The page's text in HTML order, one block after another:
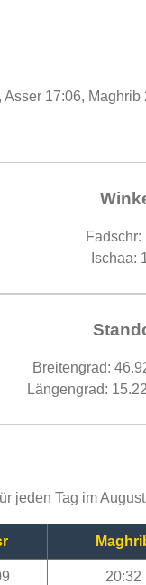
17:06,
Fadschr:
Ischaa:
Breitengrad:
Längengrad:
jeden Tag im
20:32